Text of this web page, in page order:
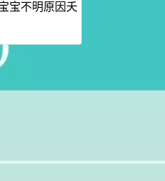
宝不明原因夭